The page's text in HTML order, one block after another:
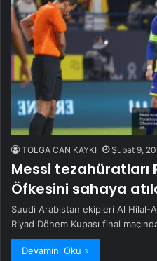
TOLGA CAN KAYKI Şubat 9,
Messi tezahüratları
Öfkesini sahaya
Suudi Arabistan ekipleri Al Hilal-
Riyad Dönem Kupası final
Devamını Oku »